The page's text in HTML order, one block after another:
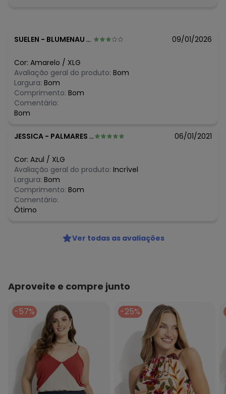
SUELEN - BLUMENAU - SC 09/01/2026
Cor: Amarelo / XLG
Avaliação geral do produto: Bom
Largura: Bom
Comprimento: Bom
Comentário:
Bom
JESSICA - PALMARES DO SUL - RS 06/01/2021
Cor: Azul / XLG
Avaliação geral do produto: Incrível
Largura: Bom
Comprimento: Bom
Comentário:
Ótimo
Ver todas as avaliações
Aproveite e compre junto
-57% -25%